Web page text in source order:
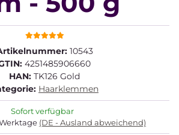
10543
4251485906660
HAN: TK126 Gold
Haarklemmen
Sofort verfügbar
Werktage (DE - Ausland abweichend)